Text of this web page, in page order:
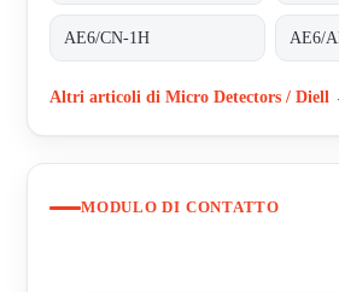
AE6/CN-1H AE6/
Altri articoli di Micro Detectors / Diell
MODULO DI CONTATTO